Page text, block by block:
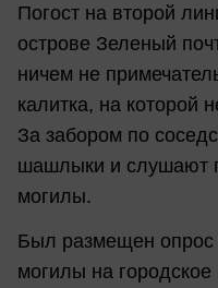
Погост на второй
острове Зеленый
ничем не
калитка, на которой
За забором по
шашлыки и слушают
могилы.
Был размещен опрос
могилы на